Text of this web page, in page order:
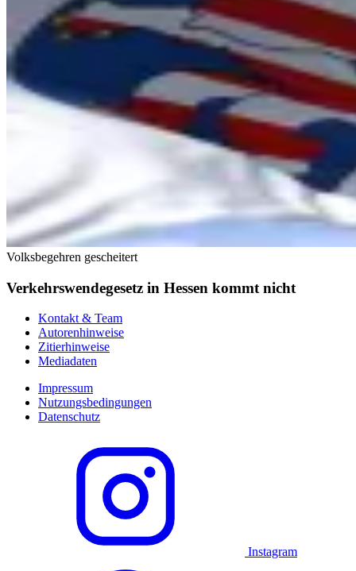
Volksbegehren gescheitert
Verkehrswendegesetz in Hessen kommt nicht
Kontakt & Team
Autorenhinweise
Zitierhinweise
Mediadaten
Impressum
Nutzungsbedingungen
Datenschutz
Instagram